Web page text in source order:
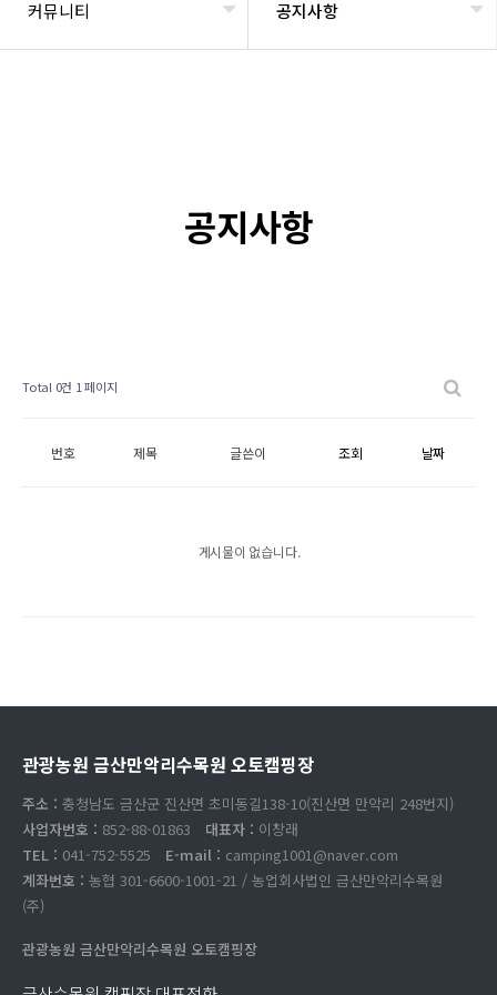
커뮤니티 공지사항
공지사항
Total 0건 1 페이지
번호 제목 글쓴이 조회 날짜
게시물이 없습니다.
관광농원 금산만악리수목원 오토캠핑장
주소 : 충청남도 금산군 진산면 초미동길138-10(진산면 만악리 248번지)
사업자번호 : 852-88-01863 대표자 : 이창래
TEL : 041-752-5525 E-mail : camping1001@naver.com
계좌번호 : 농협 301-6600-1001-21 / 농업회사법인 금산만악리수목원
(주)
관광농원 금산만악리수목원 오토캠핑장